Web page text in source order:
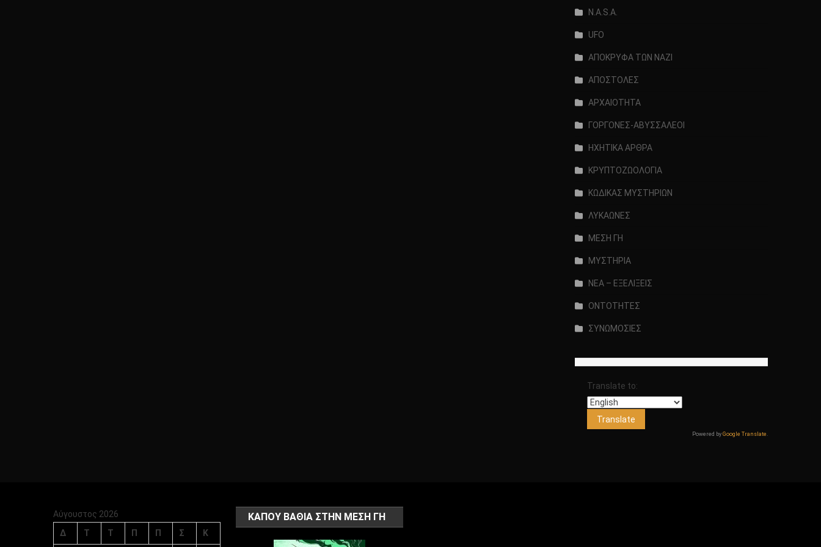
N.A.S.A.
UFO
ΑΠΟΚΡΥΦΑ ΤΩΝ ΝΑΖΙ
ΑΠΟΣΤΟΛΕΣ
ΑΡΧΑΙΟΤΗΤΑ
ΓΟΡΓΟΝΕΣ-ΑΒΥΣΣΑΛΕΟΙ
ΗΧΗΤΙΚΑ ΑΡΘΡΑ
ΚΡΥΠΤΟΖΩΟΛΟΓΙΑ
ΚΩΔΙΚΑΣ ΜΥΣΤΗΡΙΩΝ
ΛΥΚΑΩΝΕΣ
ΜΕΣΗ ΓΗ
ΜΥΣΤΗΡΙΑ
ΝΕΑ – ΕΞΕΛΙΞΕΙΣ
ΟΝΤΟΤΗΤΕΣ
ΣΥΝΩΜΟΣΙΕΣ
Translate to:
Powered by Google Translate .
Αύγουστος 2026
Δ
Τ Τ Π Π Σ Κ
ΚΑΠΟΥ ΒΑΘΙΑ ΣΤΗΝ ΜΕΣΗ ΓΗ